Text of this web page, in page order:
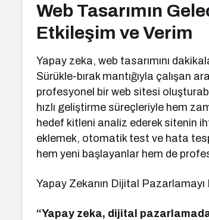
Web Tasarımın
Etkileşim ve Verim
Yapay zeka, web tasarımını
Sürükle-bırak mantığıyla çalışan
profesyonel bir web sitesi
hızlı geliştirme süreçleriyle hem
hedef kitleni analiz ederek sitenin
eklemek, otomatik test ve hata
hem yeni başlayanlar hem de
Yapay Zekanın Dijital
“Yapay zeka, dijital